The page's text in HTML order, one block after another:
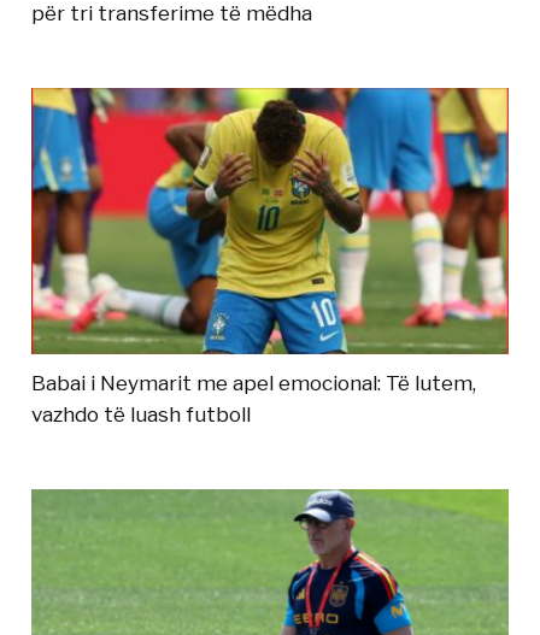
për tri transferime të mëdha
Babai i Neymarit me apel emocional: Të lutem,
vazhdo të luash futboll